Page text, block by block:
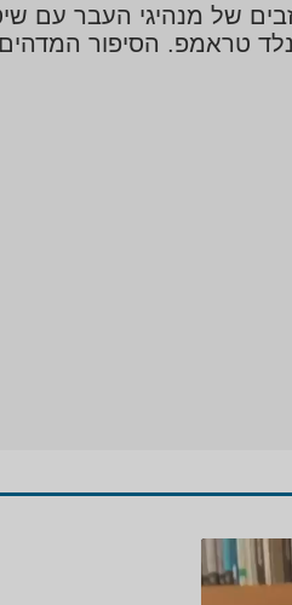
של מנהיגי העבר עם
טראמפ. הסיפור